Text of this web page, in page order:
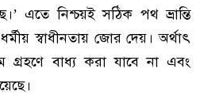
এতে নিশ্চয়ই সঠিক পথ ভ্রান্তি
স্বাধীনতায় জোর দেয়। অর্থাৎ
বাধ্য করা যাবে না এবং